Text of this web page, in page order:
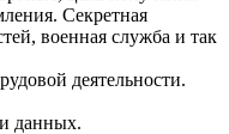
Секретная
военная служба и так
деятельности.
данных.